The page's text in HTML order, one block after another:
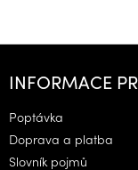
Z
INFORMACE
Poptávka
Doprava a platba
Slovník pojmů